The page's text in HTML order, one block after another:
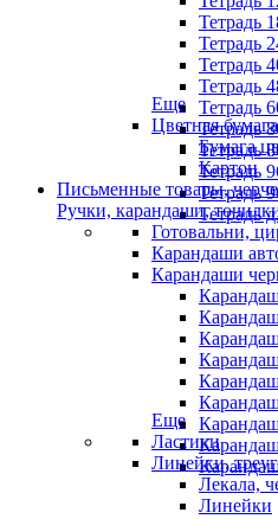
Тетрадь
Тетрадь
Тетрадь
Тетрадь
Тетрадь
Тетрадь
Тетрадь
Тетрадь
Тетрадь
Тетрадь
Еще
Цветная
Бумага
Картон
Письменные товары,
Ручки, карандаши,
Готовальни,
Карандаши
Карандаши
Еще
Ластики
Линейки,
Лекала,
Линейки